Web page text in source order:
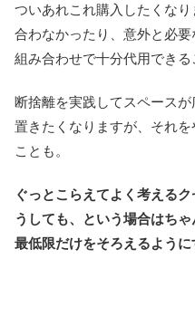
ついあれこれ購入したくな
合わなかったり、意外と必
組み合わせで十分代用できる
断捨離を実践してスペース
置きたくなりますが、それ
ことも。
ぐっとこらえてよく考える
うしても、という場合はち
最低限だけをそろえるように